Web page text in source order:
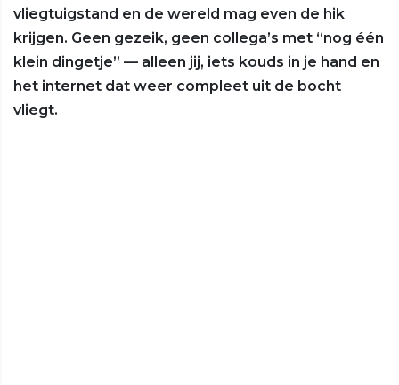
vliegtuigstand en de wereld mag even de hik
krijgen. Geen gezeik, geen collega’s met “nog één
klein dingetje” — alleen jij, iets kouds in je hand en
het internet dat weer compleet uit de bocht
vliegt.